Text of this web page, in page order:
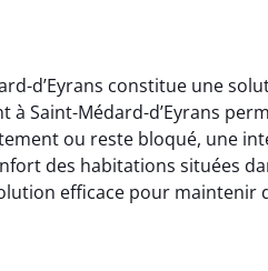
d’Eyrans constitue une
Saint-Médard-d’Eyrans
ou reste bloqué, une
des habitations situées
efficace pour